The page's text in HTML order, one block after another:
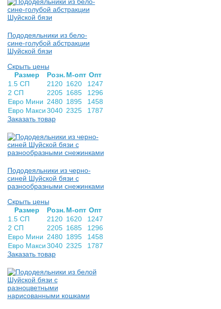
Пододеяльники из бело-
сине-голубой абстракции
Шуйской бязи
Скрыть цены
Раз­мер
Розн. М-опт Опт
1.5 СП
2120 1620
1247
2 СП
2205 1685
1296
Евро Мини 2480 1895
1458
Евро Макси3040 2325
1787
Заказать товар
Пододеяльники из черно-
синей Шуйской бязи с
разнообразными снежинками
Скрыть цены
Раз­мер
Розн. М-опт Опт
1.5 СП
2120 1620
1247
2 СП
2205 1685
1296
Евро Мини 2480 1895
1458
Евро Макси3040 2325
1787
Заказать товар